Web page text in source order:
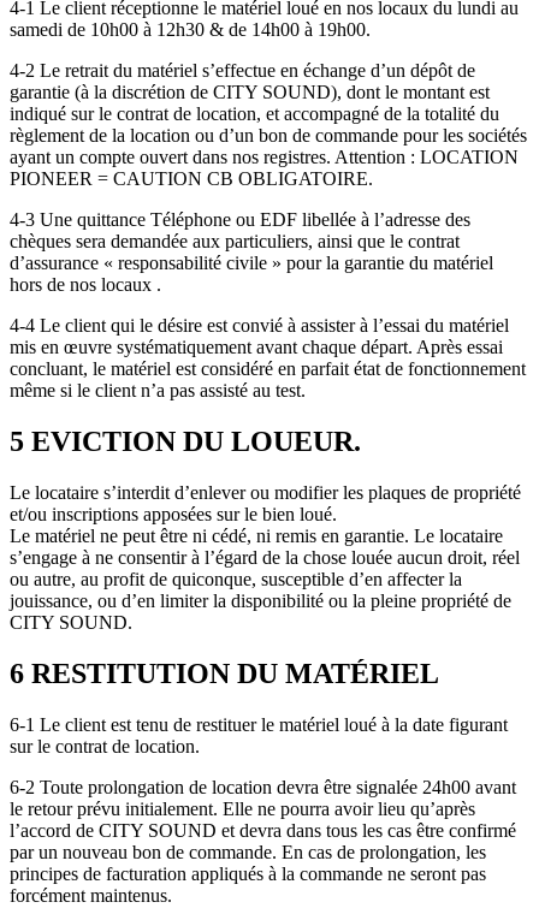
4-1 Le client réceptionne le matériel loué en nos locaux du lundi au
samedi de 10h00 à 12h30 & de 14h00 à 19h00.
4-2 Le retrait du matériel s’effectue en échange d’un dépôt de
garantie (à la discrétion de CITY SOUND), dont le montant est
indiqué sur le contrat de location, et accompagné de la totalité du
règlement de la location ou d’un bon de commande pour les sociétés
ayant un compte ouvert dans nos registres. Attention : LOCATION
PIONEER = CAUTION CB OBLIGATOIRE.
4-3 Une quittance Téléphone ou EDF libellée à l’adresse des
chèques sera demandée aux particuliers, ainsi que le contrat
d’assurance « responsabilité civile » pour la garantie du matériel
hors de nos locaux .
4-4 Le client qui le désire est convié à assister à l’essai du matériel
mis en œuvre systématiquement avant chaque départ. Après essai
concluant, le matériel est considéré en parfait état de fonctionnement
même si le client n’a pas assisté au test.
5 EVICTION DU LOUEUR.
Le locataire s’interdit d’enlever ou modifier les plaques de propriété
et/ou inscriptions apposées sur le bien loué.
Le matériel ne peut être ni cédé, ni remis en garantie. Le locataire
s’engage à ne consentir à l’égard de la chose louée aucun droit, réel
ou autre, au profit de quiconque, susceptible d’en affecter la
jouissance, ou d’en limiter la disponibilité ou la pleine propriété de
CITY SOUND.
6 RESTITUTION DU MATÉRIEL
6-1 Le client est tenu de restituer le matériel loué à la date figurant
sur le contrat de location.
6-2 Toute prolongation de location devra être signalée 24h00 avant
le retour prévu initialement. Elle ne pourra avoir lieu qu’après
l’accord de CITY SOUND et devra dans tous les cas être confirmé
par un nouveau bon de commande. En cas de prolongation, les
principes de facturation appliqués à la commande ne seront pas
forcément maintenus.